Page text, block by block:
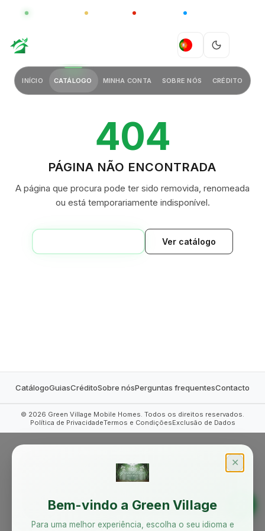
CHINA
PT
INÍCIO CATÁLOGO MINHA CONTA SOBRE NÓS CRÉDITO
404
PÁGINA NÃO ENCONTRADA
A página que procura pode ter sido removida, renomeada
ou está temporariamente indisponível.
Ver catálogo
CatálogoGuiasCréditoSobre nósPerguntas frequentesContacto
© 2026 Green Village Mobile Homes. Todos os direitos reservados.
Política de PrivacidadeTermos e CondiçõesExclusão de Dados
✕
Bem-vindo a Green Village
Para uma melhor experiência, escolha o seu idioma e